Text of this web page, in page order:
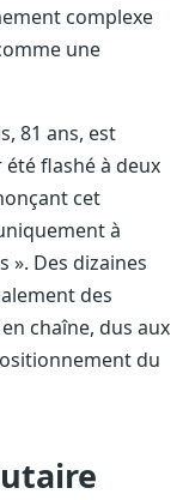
complexe
une
81 ans, est
flashé à deux
cet
à
». Des dizaines
des
chaîne, dus aux
du